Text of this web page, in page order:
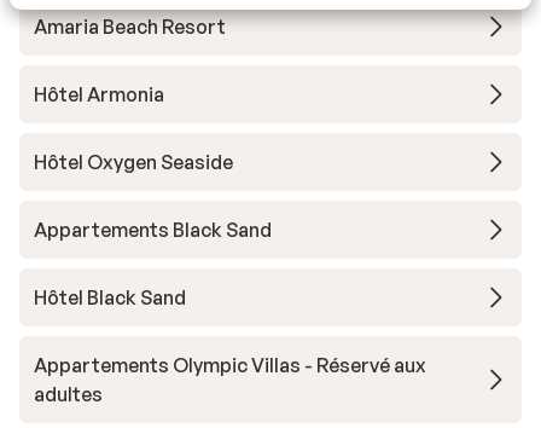
Amaria Beach Resort
Hôtel Armonia
Hôtel Oxygen Seaside
Appartements Black Sand
Hôtel Black Sand
Appartements Olympic Villas - Réservé aux
adultes